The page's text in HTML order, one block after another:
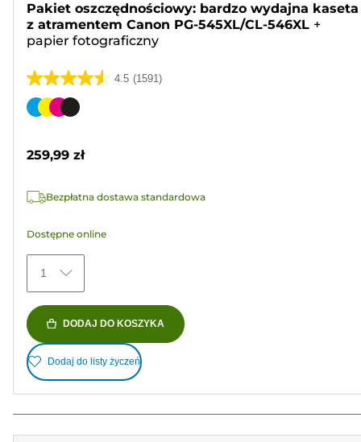
Pakiet oszczędnościowy: bardzo wydajna kaseta
z atramentem Canon PG-545XL/CL-546XL +
papier fotograficzny
4.5 (1591)
4.5
na
1591
Wkład
259,99 zł
Bezpłatna dostawa standardowa
Dostępne online
1
DODAJ DO KOSZYKA
Dodaj do listy życzeń